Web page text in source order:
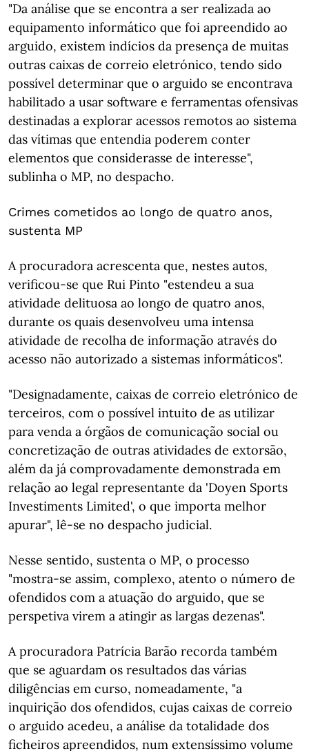
"Da análise que se encontra a ser realizada ao
equipamento informático que foi apreendido ao
arguido, existem indícios da presença de muitas
outras caixas de correio eletrónico, tendo sido
possível determinar que o arguido se encontrava
habilitado a usar software e ferramentas ofensivas
destinadas a explorar acessos remotos ao sistema
das vítimas que entendia poderem conter
elementos que considerasse de interesse",
sublinha o MP, no despacho.
Crimes cometidos ao longo de quatro anos,
sustenta MP
A procuradora acrescenta que, nestes autos,
verificou-se que Rui Pinto "estendeu a sua
atividade delituosa ao longo de quatro anos,
durante os quais desenvolveu uma intensa
atividade de recolha de informação através do
acesso não autorizado a sistemas informáticos".
"Designadamente, caixas de correio eletrónico de
terceiros, com o possível intuito de as utilizar
para venda a órgãos de comunicação social ou
concretização de outras atividades de extorsão,
além da já comprovadamente demonstrada em
relação ao legal representante da 'Doyen Sports
Investiments Limited', o que importa melhor
apurar", lê-se no despacho judicial.
Nesse sentido, sustenta o MP, o processo
"mostra-se assim, complexo, atento o número de
ofendidos com a atuação do arguido, que se
perspetiva virem a atingir as largas dezenas".
A procuradora Patrícia Barão recorda também
que se aguardam os resultados das várias
diligências em curso, nomeadamente, "a
inquirição dos ofendidos, cujas caixas de correio
o arguido acedeu, a análise da totalidade dos
ficheiros apreendidos, num extensíssimo volume